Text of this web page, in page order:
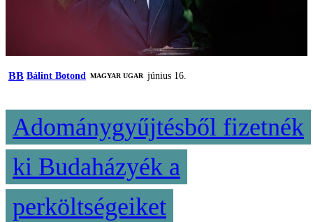
BB Bálint Botond MAGYAR UGAR június 16.
Adománygyűjtésből fizetnék
ki Budaházyék a
perköltségeiket